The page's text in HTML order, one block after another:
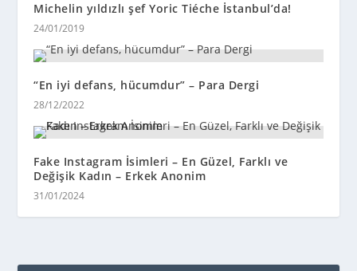
Michelin yıldızlı şef Yoric Tiéche İstanbul’da!
24/01/2019
“En iyi defans, hücumdur” – Para Dergi
28/12/2022
Fake Instagram İsimleri – En Güzel, Farklı ve
Değişik Kadın – Erkek Anonim
31/01/2024